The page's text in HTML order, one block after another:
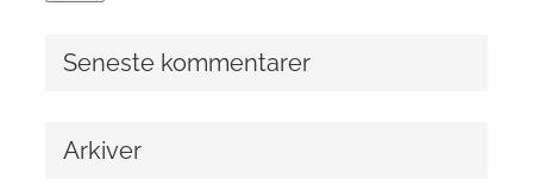
Seneste kommentarer
Arkiver